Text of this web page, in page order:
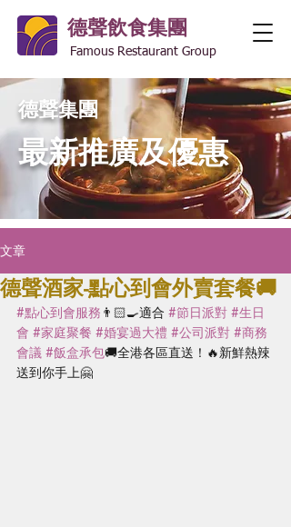
德聲飲食集團
Famous Restaurant Group
德聲集團
​最新推廣及優惠
文章
德聲酒家-點心到會外賣套餐🚚
#點心到會服務 👨🏻‍🍳適合 #節日派對 #生日
會 #家庭聚餐 #婚宴過大禮 #公司派對 #商務
會議 #飯盒承包🚚全港各區直送！ 🔥新鮮熱辣
送到你手上🤗